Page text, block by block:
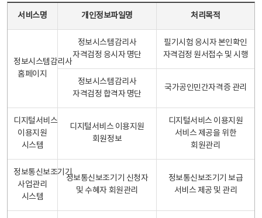
서비스명 개인정보파일명 처리목적
정보시스템감리사
홈페이지
정보시스템감리사
자격검정 응시자 명단
필기시험 응시자 본인확인
자격검정 원서접수 및 시행
정보시스템감리사
자격검정 합격자 명단
국가공인민간자격증 관리
디지털서비스
이용지원
시스템
디지털서비스 이용지원
회원정보
디지털서비스 이용지원
서비스 제공을 위한
회원관리
정보통신보조기기
사업관리
시스템
정보통신보조기기 신청자
및 수혜자 회원관리
정보통신보조기기 보급
서비스 제공 및 관리